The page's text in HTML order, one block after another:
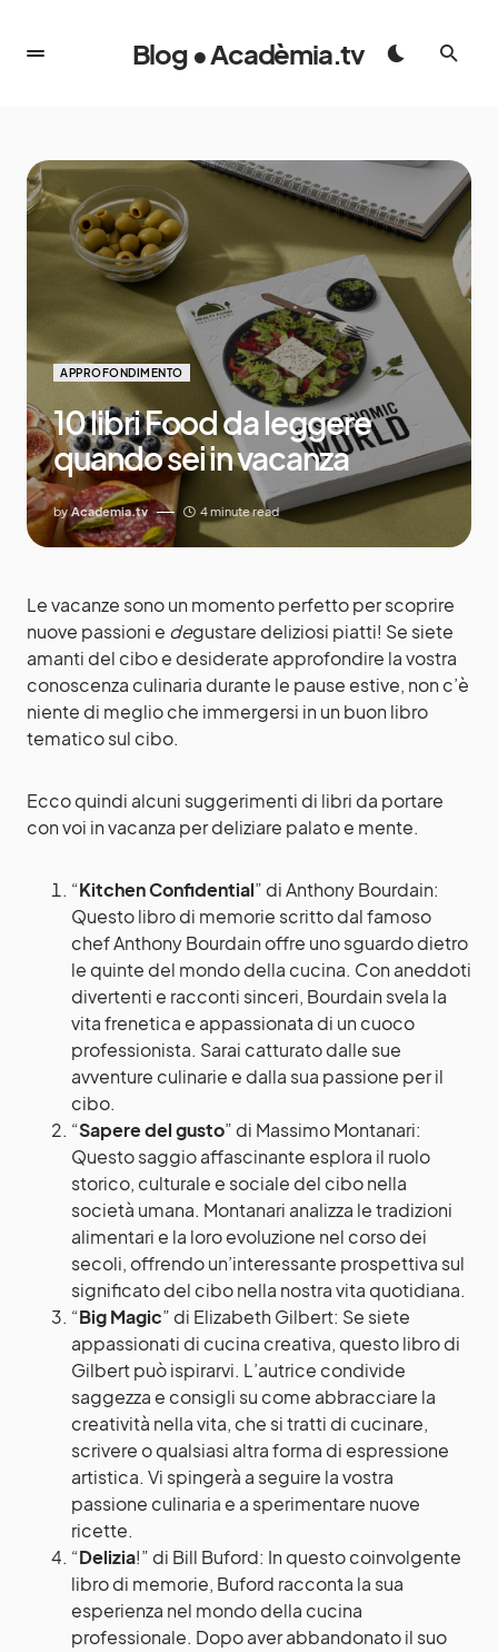
Blog • Acadèmia.tv
APPROFONDIMENTO
10 libri Food da leggere
quando sei in vacanza
by Academia.tv 4 minute read
Le vacanze sono un momento perfetto per scoprire
nuove passioni e degustare deliziosi piatti! Se siete
amanti del cibo e desiderate approfondire la vostra
conoscenza culinaria durante le pause estive, non c’è
niente di meglio che immergersi in un buon libro
tematico sul cibo.
Ecco quindi alcuni suggerimenti di libri da portare
con voi in vacanza per deliziare palato e mente.
“Kitchen Confidential” di Anthony Bourdain:
Questo libro di memorie scritto dal famoso
chef Anthony Bourdain offre uno sguardo dietro
le quinte del mondo della cucina. Con aneddoti
divertenti e racconti sinceri, Bourdain svela la
vita frenetica e appassionata di un cuoco
professionista. Sarai catturato dalle sue
avventure culinarie e dalla sua passione per il
cibo.
“Sapere del gusto” di Massimo Montanari:
Questo saggio affascinante esplora il ruolo
storico, culturale e sociale del cibo nella
società umana. Montanari analizza le tradizioni
alimentari e la loro evoluzione nel corso dei
secoli, offrendo un’interessante prospettiva sul
significato del cibo nella nostra vita quotidiana.
“Big Magic” di Elizabeth Gilbert: Se siete
appassionati di cucina creativa, questo libro di
Gilbert può ispirarvi. L’autrice condivide
saggezza e consigli su come abbracciare la
creatività nella vita, che si tratti di cucinare,
scrivere o qualsiasi altra forma di espressione
artistica. Vi spingerà a seguire la vostra
passione culinaria e a sperimentare nuove
ricette.
“Delizia!” di Bill Buford: In questo coinvolgente
libro di memorie, Buford racconta la sua
esperienza nel mondo della cucina
professionale. Dopo aver abbandonato il suo